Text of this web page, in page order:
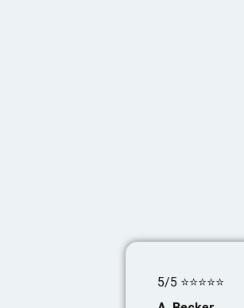
5/5 ⭐⭐⭐⭐⭐